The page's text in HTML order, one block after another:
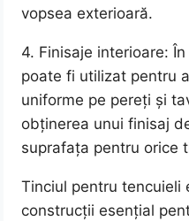
vopsea exterioară.
4. Finisaje interioare:
poate fi utilizat pentru
uniforme pe pereți și
obținerea unui finisaj
suprafața pentru orice
Tinciul pentru tencuieli
construcții esențial